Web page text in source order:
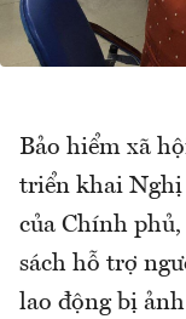
Bảo hiểm xã
triển khai Nghị
của Chính
sách hỗ trợ
lao động bị